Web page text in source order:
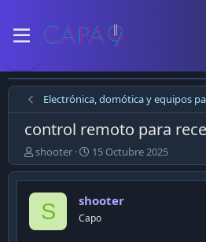
Electrónica, domótica y equipos
control remoto para
E
m
p
e
shooter
F
e
c
a
d
15 Octubre 2025
S shooter
Capo